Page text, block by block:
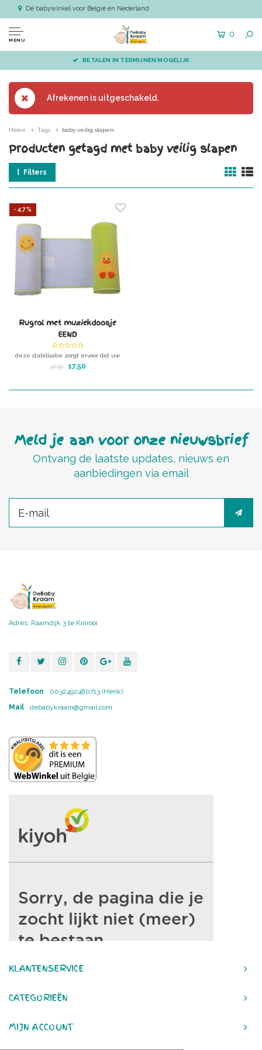
Dé babywinkel voor België en Nederland
MENU
0
BETALEN IN TERMIJNEN MOGELIJK
Afrekenen is uitgeschakeld.
Home Tags baby veilig slapen
Producten getagd met baby veilig slapen
Filters
-47%
Rugrol met muziekdoosje
EEND
deze stabilisator zorgt ervoor dat uw
babytje veilig op zijn ruggetje of zij
In de zijkant van de rugrol zit een
32,95 17,50
Meld je aan voor onze nieuwsbrief
Ontvang de laatste updates, nieuws en
aanbiedingen via email
Adres: Raamdijk 3 te Kinrooi
Telefoon
0032492480713 (Henk)
Mail
debabykraam@gmail.com
KLANTENSERVICE
CATEGORIEËN
MIJN ACCOUNT